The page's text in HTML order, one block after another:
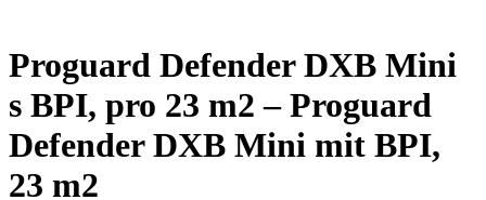
Proguard Defender DXB Mini
s BPI, pro 23 m2 – Proguard
Defender DXB Mini mit BPI,
23 m2